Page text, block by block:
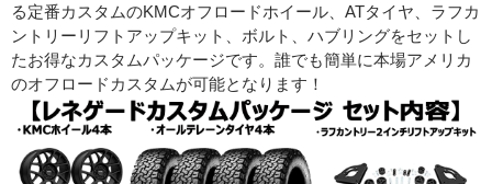
る定番カスタムのKMCオフロードホイール、ATタイヤ、ラフカ
ントリーリフトアップキット、ボルト、ハブリングをセットし
たお得なカスタムパッケージです。誰でも簡単に本場アメリカ
のオフロードカスタムが可能となります！